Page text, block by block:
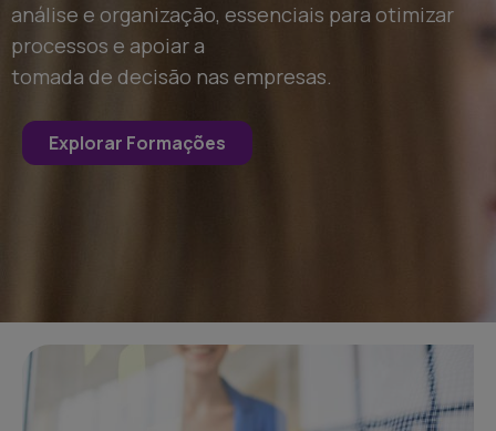
análise e organização, essenciais para otimizar
processos e apoiar a
tomada de decisão nas empresas.
Explorar Formações